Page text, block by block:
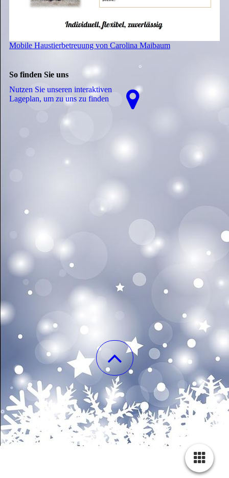
Mobile Haustierbetreuung von Carolina Maibaum
So finden Sie uns
Nutzen Sie unseren interaktiven
La­ge­plan, um zu uns zu finden